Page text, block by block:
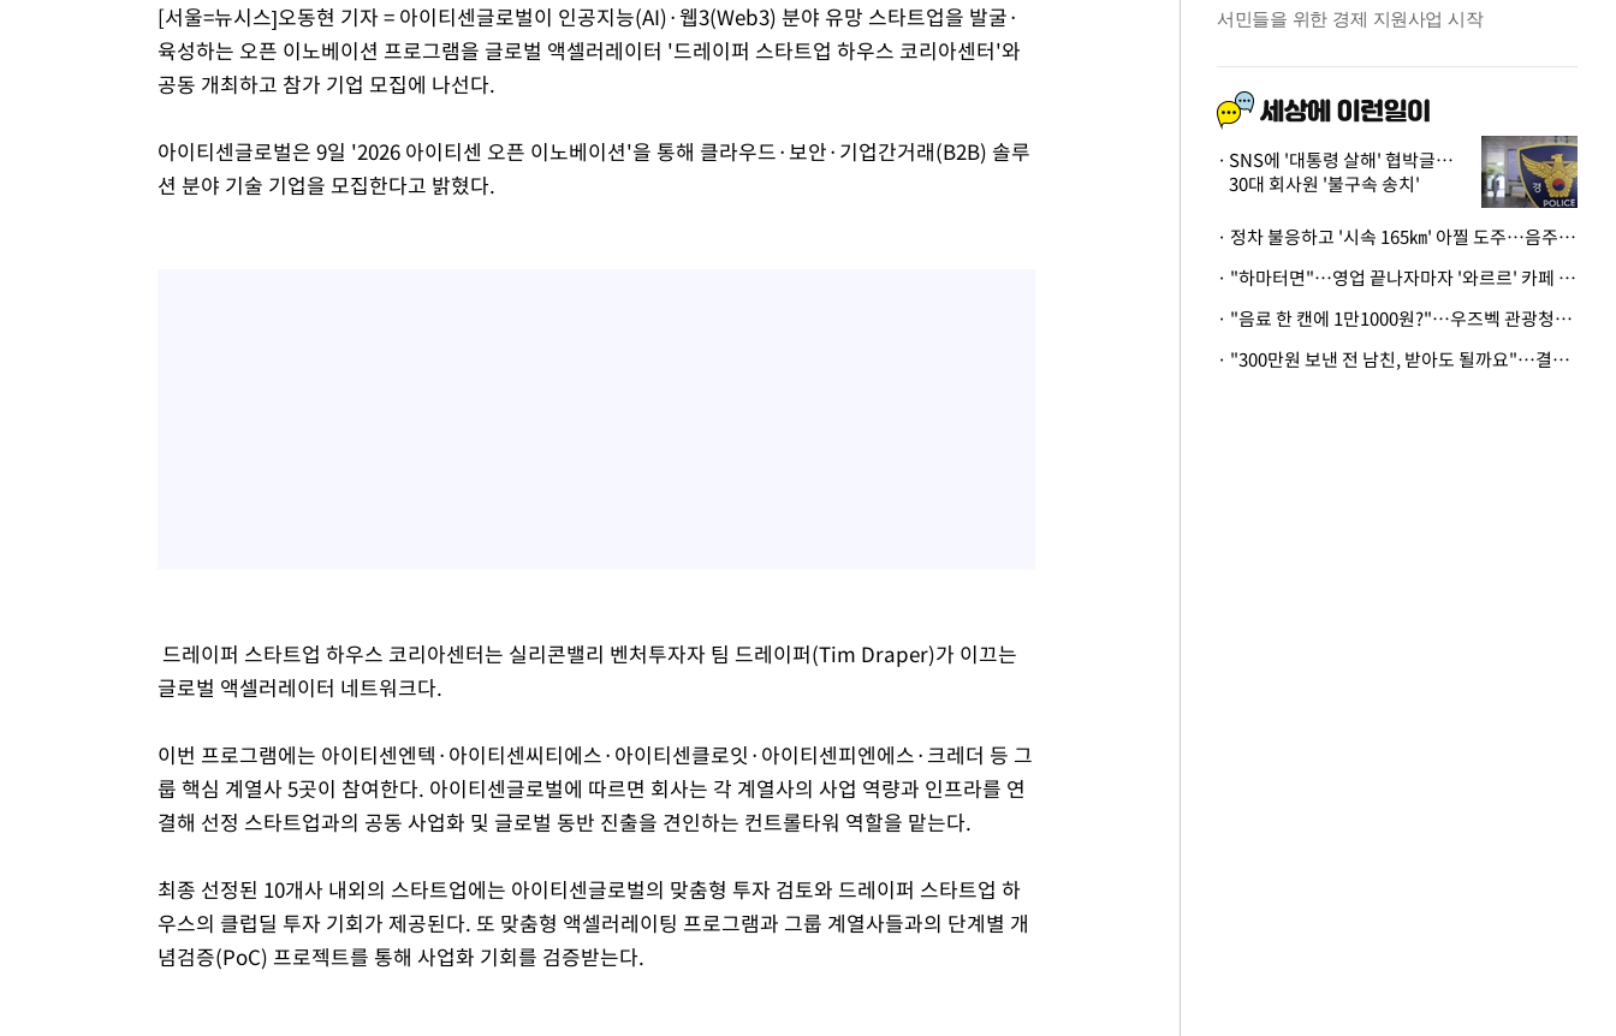
[속보]전남광주 초대 시민추천 부시장에 백승주·윤난실
서울 열대야 15일째 지속…비공식 '초열대야' 30도 넘어
[속보]코스닥, 2.15포인트(0.27%) 내린 797.44 출발
6월 경상수지 497.3억 달러…두 달 연속 사상 최대
서울 낮 39도 '폭염중대경보'…40도 관측 가능성도
[서울=뉴시스]오동현 기자 = 아이티센글로벌이 인공지능(AI)·웹3(Web3) 분야 유망 스타트업을 발굴·
육성하는 오픈 이노베이션 프로그램을 글로벌 액셀러레이터 '드레이퍼 스타트업 하우스 코리아센터'와
공동 개최하고 참가 기업 모집에 나선다.
아이티센글로벌은 9일 '2026 아이티센 오픈 이노베이션'을 통해 클라우드·보안·기업간거래(B2B) 솔루
션 분야 기술 기업을 모집한다고 밝혔다.
드레이퍼 스타트업 하우스 코리아센터는 실리콘밸리 벤처투자자 팀 드레이퍼(Tim Draper)가 이끄는
글로벌 액셀러레이터 네트워크다.
이번 프로그램에는 아이티센엔텍·아이티센씨티에스·아이티센클로잇·아이티센피엔에스·크레더 등 그
룹 핵심 계열사 5곳이 참여한다. 아이티센글로벌에 따르면 회사는 각 계열사의 사업 역량과 인프라를 연
결해 선정 스타트업과의 공동 사업화 및 글로벌 동반 진출을 견인하는 컨트롤타워 역할을 맡는다.
최종 선정된 10개사 내외의 스타트업에는 아이티센글로벌의 맞춤형 투자 검토와 드레이퍼 스타트업 하
우스의 클럽딜 투자 기회가 제공된다. 또 맞춤형 액셀러레이팅 프로그램과 그룹 계열사들과의 단계별 개
념검증(PoC) 프로젝트를 통해 사업화 기회를 검증받는다.
SNS에 '대통령 살해' 협박글…
30대 회사원 '불구속 송치'
· 정차 불응하고 '시속 165㎞' 아찔 도주…음주운전자 체포
· "하마터면"…영업 끝나자마자 '와르르' 카페 테라스 덮친 대리석 외벽
· "음료 한 캔에 1만1000원?"…우즈벡 관광청까지 나섰다, 유튜버 폭로 후폭풍
· "300만원 보낸 전 남친, 받아도 될까요"…결혼 앞둔 예비신부의 뜻밖 고충